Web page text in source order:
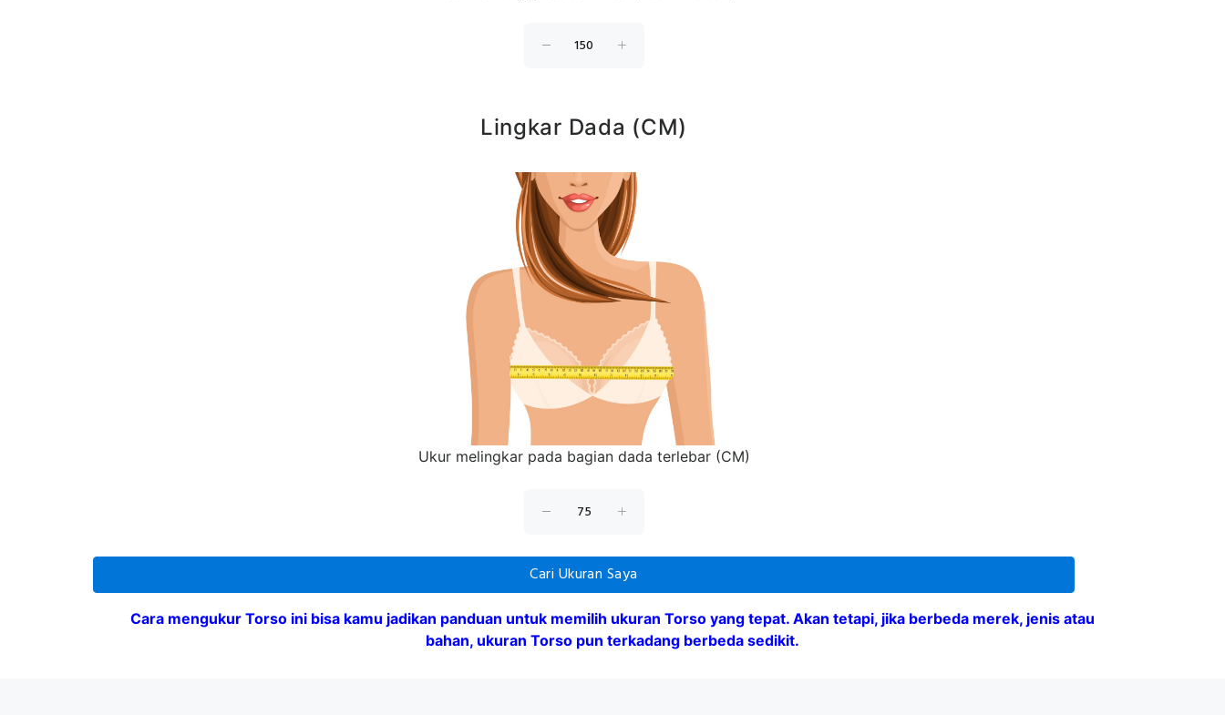
Lingkar Dada (CM)
Ukur melingkar pada bagian dada terlebar (CM)
Cari Ukuran Saya
Cara mengukur Torso ini bisa kamu jadikan panduan untuk memilih ukuran Torso yang tepat. Akan tetapi, jika berbeda merek, jenis atau
bahan, ukuran Torso pun terkadang berbeda sedikit.